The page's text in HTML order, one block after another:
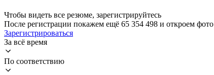
Чтобы видеть все резюме, зарегистрируйтесь
После регистрации покажем ещё 65 354 498 и откроем фото
Зарегистрироваться
За всё время
По соответствию